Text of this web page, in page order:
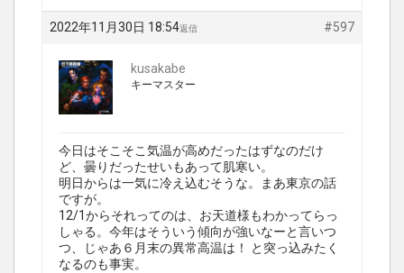
2022年11月30日 18:54 #597
返信
kusakabe
キーマスター
今日はそこそこ気温が高めだったはずなのだけ
ど、曇りだったせいもあって肌寒い。
明日からは一気に冷え込むそうな。まあ東京の話
ですが。
12/1からそれってのは、お天道様もわかってらっ
しゃる。今年はそういう傾向が強いなーと言いつ
つ、じゃあ６月末の異常高温は！ と突っ込みたく
なるのも事実。